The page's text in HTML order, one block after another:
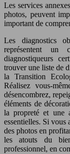
Les services
photos, peuvent
important de
Les diagnostics
représentent un
diagnostiqueurs
trouver une liste de
la Transition
Réalisez vous-
désencombrez,
éléments de
la propreté et une
essentielles. Si vous
des photos en
les atouts du
professionnel, en